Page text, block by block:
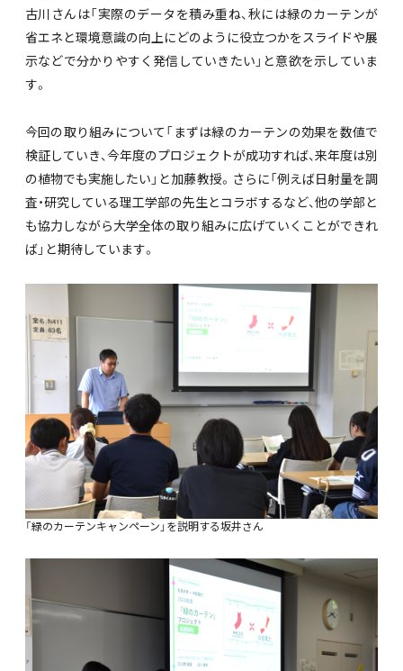
古川さんは「実際のデータを積み重ね、秋には緑のカーテンが
省エネと環境意識の向上にどのように役立つかをスライドや展
示などで分かりやすく発信していきたい」と意欲を示していま
す。
今回の取り組みについて「まずは緑のカーテンの効果を数値で
検証していき、今年度のプロジェクトが成功すれば、来年度は別
の植物でも実施したい」と加藤教授。さらに「例えば日射量を調
査・研究している理工学部の先生とコラボするなど、他の学部と
も協力しながら大学全体の取り組みに広げていくことができれ
ば」と期待しています。
「緑のカーテンキャンペーン」を説明する坂井さん